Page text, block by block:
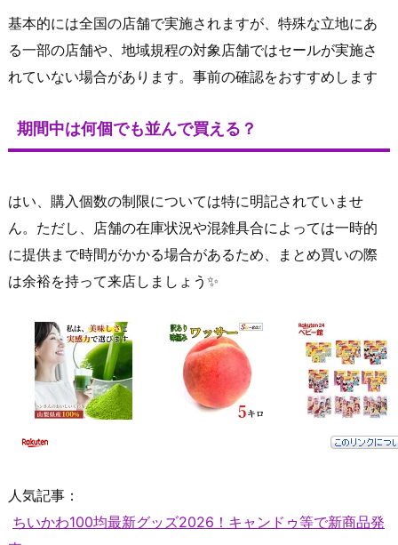
基本的には全国の店舗で実施されますが、特殊な立地にあ
る一部の店舗や、地域規程の対象店舗ではセールが実施さ
れていない場合があります。事前の確認をおすすめします
期間中は何個でも並んで買える？
はい、購入個数の制限については特に明記されていませ
ん。ただし、店舗の在庫状況や混雑具合によっては一時的
に提供まで時間がかかる場合があるため、まとめ買いの際
は余裕を持って来店しましょう✨
人気記事：
ちいかわ100均最新グッズ2026！キャンドゥ等で新商品発